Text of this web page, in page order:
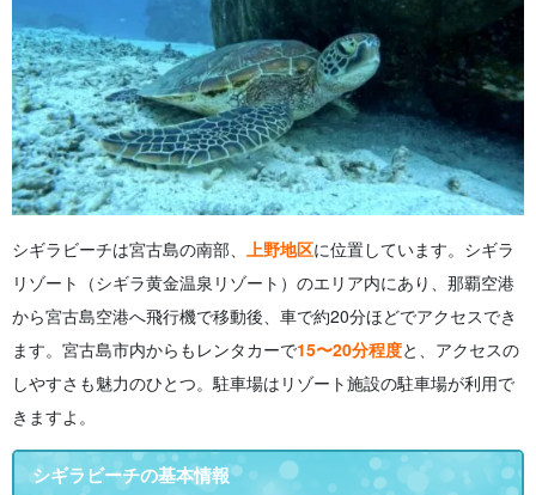
シギラビーチは宮古島の南部、 上野地区に位置しています。シギラ
リゾート（シギラ黄金温泉リゾート）のエリア内にあり、那覇空港
から宮古島空港へ飛行機で移動後、車で約20分ほどでアクセスでき
ます。宮古島市内からもレンタカーで15〜20分程度と、アクセスの
しやすさも魅力のひとつ。駐車場はリゾート施設の駐車場が利用で
きますよ。
シギラビーチの基本情報